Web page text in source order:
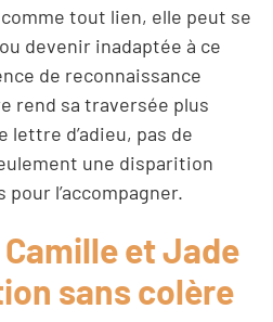
tout lien, elle peut se
devenir inadaptée à ce
de reconnaissance
rend sa traversée plus
lettre d’adieu, pas de
une disparition
l’accompagner.
Camille et Jade
sans colère